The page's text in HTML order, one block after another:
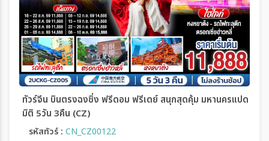
ทัวร์จีน บินตรงฉงชิ่ง ฟรีดอม ฟรีเดย์ สนุกสุดคุ้ม มหานครแปด
มิติ 5วัน 3คืน (CZ)
รหัสทัวร์ : CN_CZ00122